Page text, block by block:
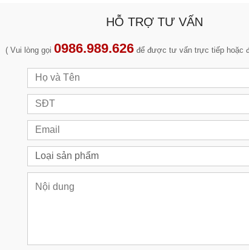
mẹ mình năm nay đã ngoài 60 tuổi, ngoài ăn uống khoa học,
cụ còn rất quan trọng tới giữ gìn sức khỏe nữa. Mình chọn sâm
mẹ sử dụng hàng ngày thấy rất tốt. Các cụ ăn uống ngon
trở trời ít ốm đau, sức đề kháng tốt. Mình cảm thấy rất vui
HỖ TRỢ TƯ VẤN
( Vui lòng gọi 0986.989.626để được tư vấn trực tiếp hoặc